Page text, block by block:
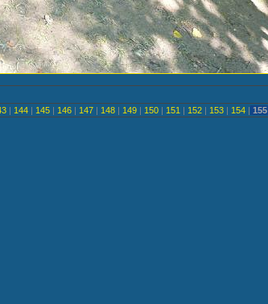
| 144 | 145 | 146 | 147 | 148 | 149 | 150 | 151 | 152 | 153 | 154 | 155